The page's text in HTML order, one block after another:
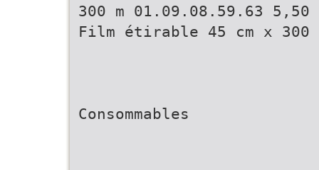
300 m 01.09.08.59.63 5,50
Film étirable 45 cm x 300
Consommables